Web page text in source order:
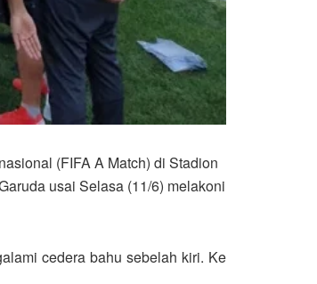
(FIFA A Match) di Stadion
usai Selasa (11/6) melakoni
cedera bahu sebelah kiri. Ke